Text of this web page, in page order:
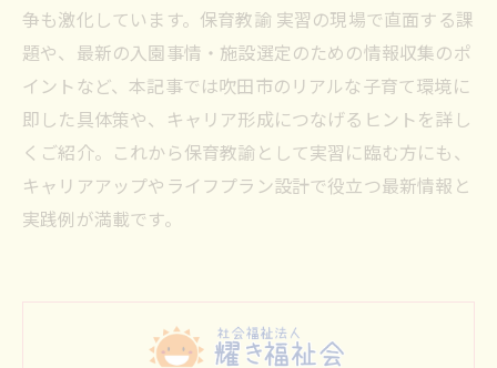
争も激化しています。保育教諭 実習の現場で直面する課
題や、最新の入園事情・施設選定のための情報収集のポ
イントなど、本記事では吹田市のリアルな子育て環境に
即した具体策や、キャリア形成につなげるヒントを詳し
くご紹介。これから保育教諭として実習に臨む方にも、
キャリアアップやライフプラン設計で役立つ最新情報と
実践例が満載です。